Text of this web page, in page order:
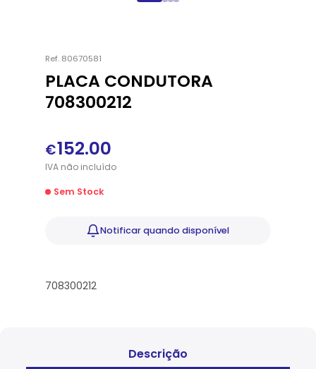
Ref. 80670581
PLACA CONDUTORA
708300212
€152.00
IVAnãoincluído
Sem Stock
Notificarquando disponível
708300212
Descrição